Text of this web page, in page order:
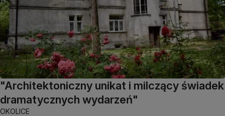
"Architektoniczny unikat i milczący świadek
dramatycznych wydarzeń"
OKOLICE